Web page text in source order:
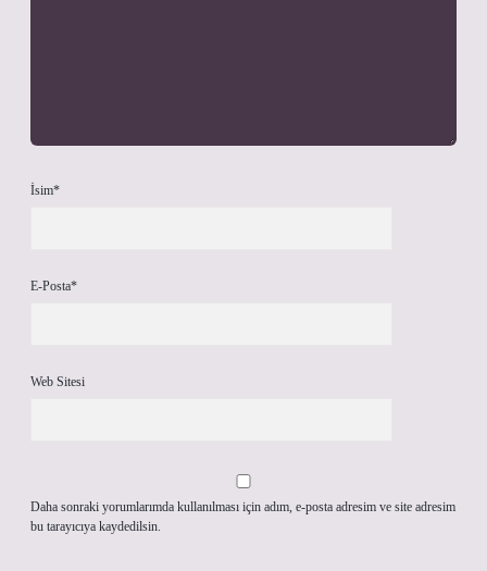
İsim*
E-Posta*
Web Sitesi
Daha sonraki yorumlarımda kullanılması için adım, e-posta adresim ve site adresim
bu tarayıcıya kaydedilsin.